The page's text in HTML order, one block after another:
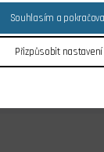
Souhlasím a
Přizpůsobit nastavení